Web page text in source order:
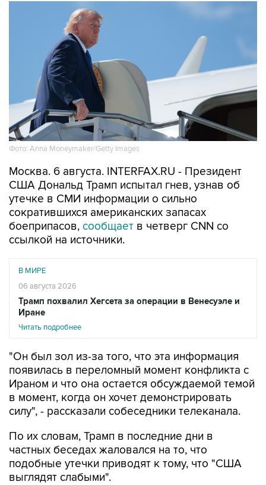
Фото: Anna Moneymaker/Getty Images
Москва. 6 августа. INTERFAX.RU - Президент
США Дональд Трамп испытал гнев, узнав об
утечке в СМИ информации о сильно
сократившихся американских запасах
боеприпасов, сообщает в четверг CNN со
ссылкой на источники.
В МИРЕ
06 августа 2026
Трамп похвалил Хегсета за операции в Венесуэле и
Иране
Читать подробнее
"Он был зол из-за того, что эта информация
появилась в переломный момент конфликта с
Ираном и что она остается обсуждаемой темой
в момент, когда он хочет демонстрировать
силу", - рассказали собеседники телеканала.
По их словам, Трамп в последние дни в
частных беседах жаловался на то, что
подобные утечки приводят к тому, что "США
выглядят слабыми".